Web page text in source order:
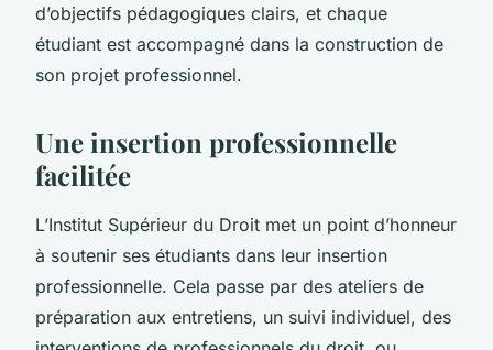
d’objectifs pédagogiques clairs, et chaque
étudiant est accompagné dans la construction de
son projet professionnel.
Une insertion professionnelle
facilitée
L’Institut Supérieur du Droit met un point d’honneur
à soutenir ses étudiants dans leur insertion
professionnelle. Cela passe par des ateliers de
préparation aux entretiens, un suivi individuel, des